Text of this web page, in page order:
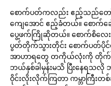
စောက်ပတ်ကလည်း ဧည့်သည်တော်
ကျေအောင် ဧည့်ခံတယ်။ စောက်ခ
ပွေ့ဖက်ကြိုဆိုတယ်။ စောက်စိလေး
ပွတ်တိုက်သွားတိုင်း စောက်ပတ်ပို
အာဟာရတွေ တကိုယ်လုံးကို တိုက်က
ဘယ်နှစ်ခါမှန်းမသိ ပြီးနေရသ
ဝိုင်းလိုးလိုက်ကြတာ ကမ္ဘာကြီးတ